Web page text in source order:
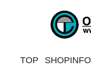
TOP SHOPINFO